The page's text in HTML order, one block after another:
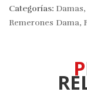
Categorías: Damas,
Remerones Dama,
PRODUCTOS